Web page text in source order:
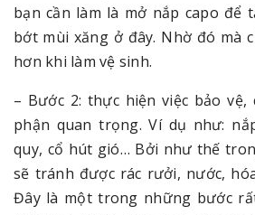
bạn cần làm là mở nắp capo để
bớt mùi xăng ở đây. Nhờ đó mà
hơn khi làm vệ sinh.
– Bước 2: thực hiện việc bảo vệ,
phận quan trọng. Ví dụ như:
quy, cổ hút gió… Bởi như thế
sẽ tránh được rác rưởi, nước,
Đây là một trong những bước